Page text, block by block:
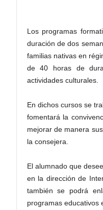
Los programas
duración de dos
familias nativas en
de 40 horas de
actividades culturales.
En dichos cursos se
fomentará la
mejorar de manera
la consejera.
El alumnado que
en la dirección de
también se podrá
programas educativos